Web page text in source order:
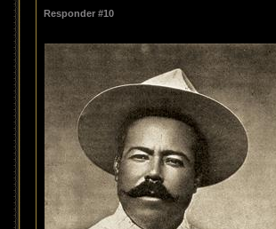
Responder #10